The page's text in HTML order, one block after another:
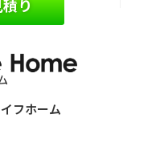
り
フホーム